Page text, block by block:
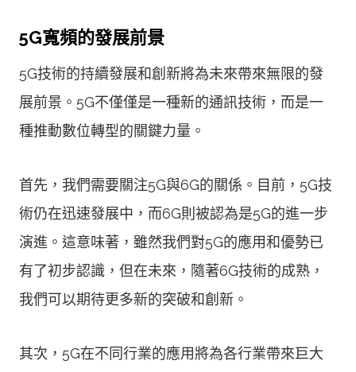
5G寬頻的發展前景
5G技術的持續發展和創新將為未來帶來無限的發
展前景。5G不僅僅是一種新的通訊技術，而是一
種推動數位轉型的關鍵力量。
首先，我們需要關注5G與6G的關係。目前，5G技
術仍在迅速發展中，而6G則被認為是5G的進一步
演進。這意味著，雖然我們對5G的應用和優勢已
有了初步認識，但在未來，隨著6G技術的成熟，
我們可以期待更多新的突破和創新。
其次，5G在不同行業的應用將為各行業帶來巨大